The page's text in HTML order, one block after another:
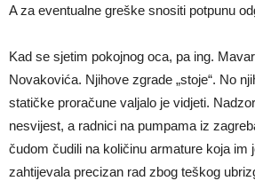
A za eventualne greške snositi potpunu
Kad se sjetim pokojnog oca, pa ing.
Novakovića. Njihove zgrade „stoje“. No
statičke proračune valjalo je vidjeti.
nesvijest, a radnici na pumpama iz
čudom čudili na količinu armature koja im
zahtijevala precizan rad zbog teškog